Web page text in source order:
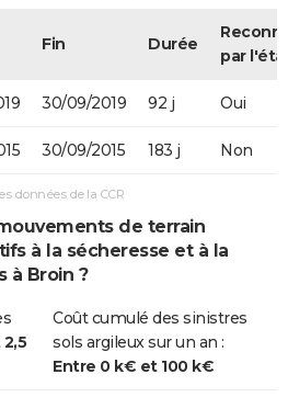
Fin Durée
par
30/09/2019 92 j Oui
30/09/2015 183 j Non
données de la CCR
de terrain
à la sécheresse et à la
à Broin ?
Coût cumulé des sinistres
sols argileux sur un an :
Entre 0 k€ et 100 k€